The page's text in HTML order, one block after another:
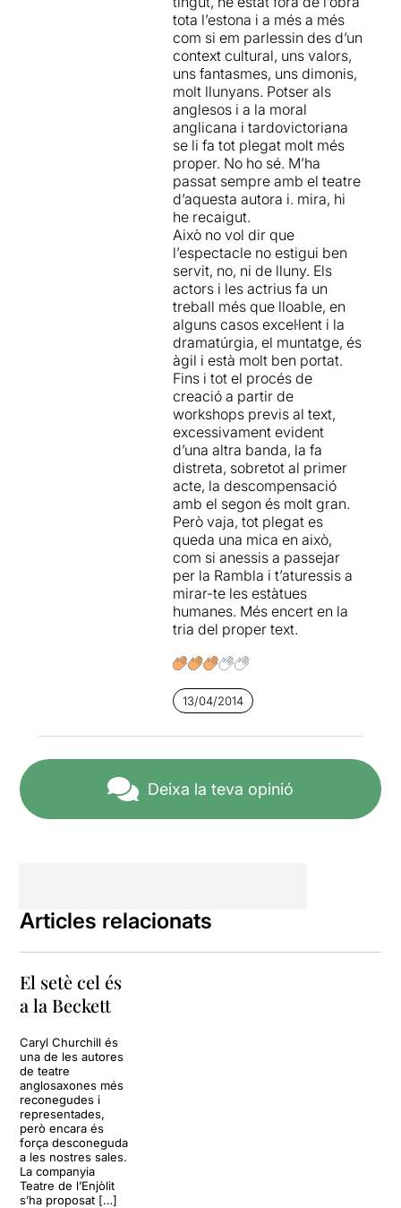
provocadora, sinó que
s’entenen com a part d’un
dispositiu que vol integrar-
se com a part del missatge
de l’obra; l’absurda
tossudesa de l’home en la
seva incansable insistència
en forçar una homogeneïtat
impossible, doncs no han
nascut a la història dos
homes iguals.
El text deCaryl Churchill
una esbojarrada
mescladissa de situacions
cavalcades i superposades
que donen vida a escenes
que parlen sobre la
tolerància i la repressió -
principalment sexual- en
dues èpoques diferents: les
colònies angleses a l’Àfrica i
la societat contemporània.
La por com a nucli activador
i repressor de la inevitable
multiplicitat de l’espècie
humana.
Una obra singular i diferent,
recomanada per a
espectadors interessats en
nous llenguatges i
propostes. No recomanada
per a espectadors de cul
inquiet, doncs l’espectacle
mitja (realment, una mica
estrictament necessari).
tota l’estona i a més a més
com si em parlessin des d’un
context cultural, uns valors,
uns fantasmes, uns dimonis,
molt llunyans. Potser als
anglesos i a la moral
anglicana i tardovictoriana
se li fa tot plegat molt més
proper. No ho sé. M’ha
passat sempre amb el teatre
d’aquesta autora i. mira, hi
he recaigut.
Això no vol dir que
l’espectacle no estigui ben
servit, no, ni de lluny. Els
actors i les actrius fa un
treball més que lloable, en
alguns casos excel·lent i la
dramatúrgia, el muntatge, és
àgil i està molt ben portat.
Fins i tot el procés de
creació a partir de
workshops previs al text,
excessivament evident
d’una altra banda, la fa
distreta, sobretot al primer
acte, la descompensació
amb el segon és molt gran.
Però vaja, tot plegat es
queda una mica en això,
com si anessis a passejar
per la Rambla i t’aturessis a
mirar-te les estàtues
humanes. Més encert en la
tria del proper text.
13/04/2014
Deixa la teva opinió
Articles relacionats
El setè cel és
a la Beckett
Caryl Churchill és
una de les autores
de teatre
anglosaxones més
reconegudes i
representades,
però encara és
força desconeguda
a les nostres sales.
La companyia
Teatre de l’Enjòlit
s’ha proposat […]